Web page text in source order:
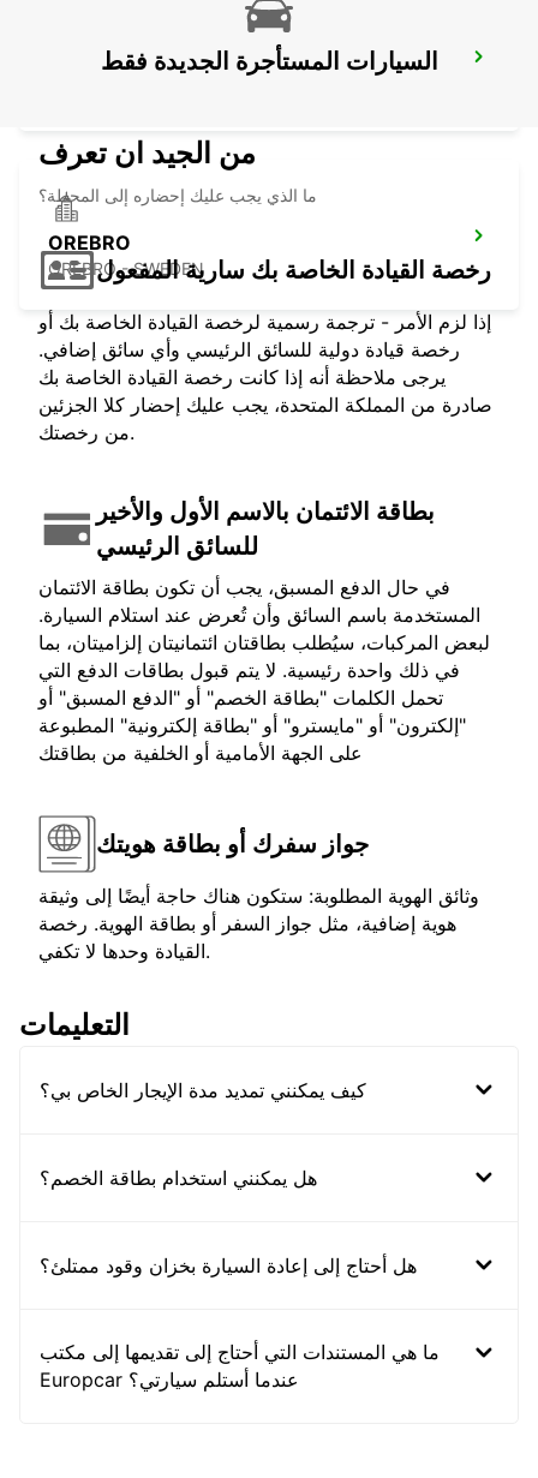
NASSJO
OREBRO
OREBRO - SWEDEN
السيارات المستأجرة الجديدة فقط
من الجيد ان تعرف
ما الذي يجب عليك إحضاره إلى المحطة؟
رخصة القيادة الخاصة بك سارية المفعول
إذا لزم الأمر - ترجمة رسمية لرخصة القيادة الخاصة بك أو
رخصة قيادة دولية للسائق الرئيسي وأي سائق إضافي.
يرجى ملاحظة أنه إذا كانت رخصة القيادة الخاصة بك
صادرة من المملكة المتحدة، يجب عليك إحضار كلا الجزئين
من رخصتك.
بطاقة الائتمان بالاسم الأول والأخير
للسائق الرئيسي
في حال الدفع المسبق، يجب أن تكون بطاقة الائتمان
المستخدمة باسم السائق وأن تُعرض عند استلام السيارة.
لبعض المركبات، سيُطلب بطاقتان ائتمانيتان إلزاميتان، بما
في ذلك واحدة رئيسية. لا يتم قبول بطاقات الدفع التي
تحمل الكلمات "بطاقة الخصم" أو "الدفع المسبق" أو
"إلكترون" أو "مايسترو" أو "بطاقة إلكترونية" المطبوعة
على الجهة الأمامية أو الخلفية من بطاقتك
جواز سفرك أو بطاقة هويتك
وثائق الهوية المطلوبة: ستكون هناك حاجة أيضًا إلى وثيقة
هوية إضافية، مثل جواز السفر أو بطاقة الهوية. رخصة
القيادة وحدها لا تكفي.
التعليمات
كيف يمكنني تمديد مدة الإيجار الخاص بي؟
هل يمكنني استخدام بطاقة الخصم؟
هل أحتاج إلى إعادة السيارة بخزان وقود ممتلئ؟
ما هي المستندات التي أحتاج إلى تقديمها إلى مكتب
Europcar عندما أستلم سيارتي؟